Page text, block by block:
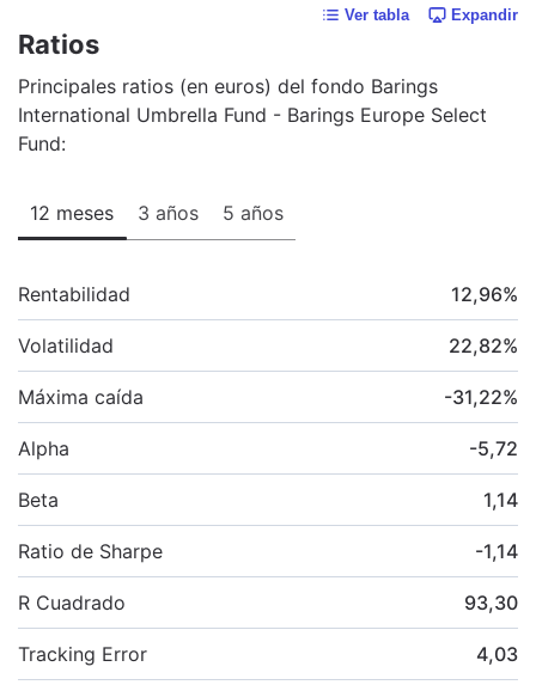
Ver tabla Expandir
Ratios
Principales ratios (en euros) del fondo Barings
International Umbrella Fund - Barings Europe Select
Fund:
12 meses 3 años 5 años
Rentabilidad 12,96%
Volatilidad 22,82%
Máxima caída -31,22%
Alpha -5,72
Beta 1,14
Ratio de Sharpe -1,14
R Cuadrado 93,30
Tracking Error 4,03